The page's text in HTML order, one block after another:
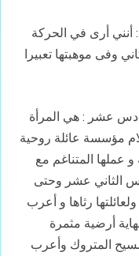
أنني أرى في الحركة
وفى موهبتها تعبيرا
عشر : هي المرأة
مؤسسة عائلة روحية
عملها المتناغم مع
الثاني عشر وحتى
رثاها و أعرب
أرضية مثمرة
المتروك وأعرب